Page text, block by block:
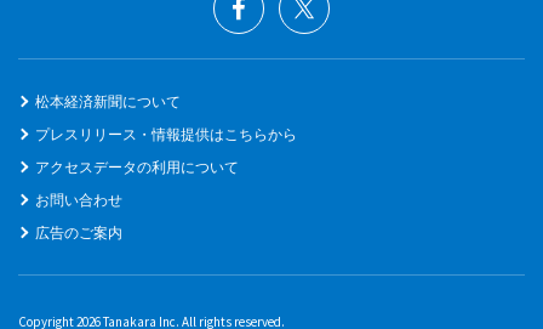
松本経済新聞について
プレスリリース・情報提供はこちらから
アクセスデータの利用について
お問い合わせ
広告のご案内
Copyright 2026 Tanakara Inc. All rights reserved.